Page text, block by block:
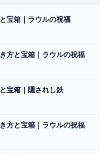
宝箱｜ラウルの祝福
方と宝箱｜ラウルの祝福
宝箱｜隠されし鉄
方と宝箱｜ラウルの祝福